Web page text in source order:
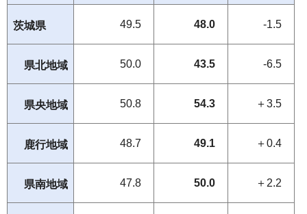
茨城県 49.5 48.0 -1.5
県北地域 50.0 43.5 -6.5
県央地域 50.8 54.3 ＋3.5
鹿行地域 48.7 49.1 ＋0.4
県南地域 47.8 50.0 ＋2.2